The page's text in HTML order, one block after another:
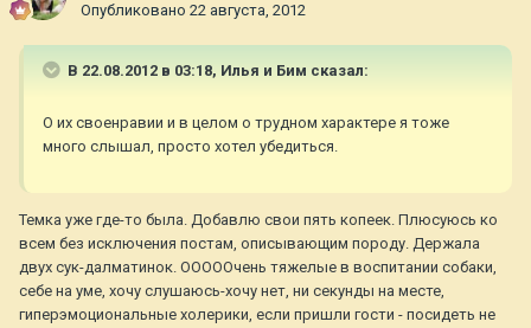
Опубликовано 22 августа, 2012
В 22.08.2012 в 03:18, Илья и Бим сказал:
О их своенравии и в целом о трудном характере я тоже
много слышал, просто хотел убедиться.
Темка уже где-то была. Добавлю свои пять копеек. Плюсуюсь ко
всем без исключения постам, описывающим породу. Держала
двух сук-далматинок. ОООООчень тяжелые в воспитании собаки,
себе на уме, хочу слушаюсь-хочу нет, ни секунды на месте,
гиперэмоциональные холерики, если пришли гости - посидеть не